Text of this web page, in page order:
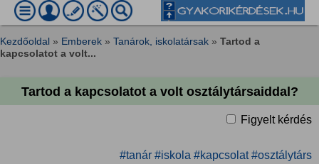
Kezdőoldal » Emberek » Tanárok, iskolatársak » Tartod a
kapcsolatot a volt...
Tartod a kapcsolatot a volt osztálytársaiddal?
Figyelt kérdés
#tanár #iskola #kapcsolat #osztálytárs